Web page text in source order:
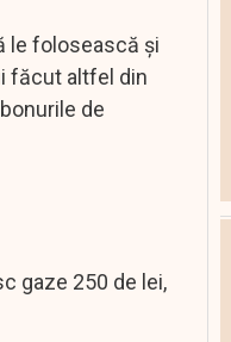
le folosească şi
făcut altfel din
de
gaze 250 de lei,